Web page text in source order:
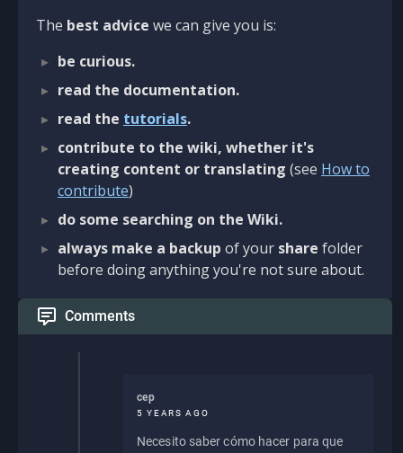
The best advice we can give you is:
be curious.
read the documentation.
read the tutorials.
contribute to the wiki, whether it's
creating content or translating (see How to
contribute)
do some searching on the Wiki.
always make a backup of your share folder
before doing anything you're not sure about.
Comments
cep
5 YEARS AGO
Necesito saber cómo hacer para que